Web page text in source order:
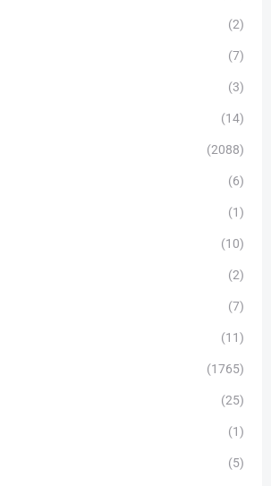
(2)
(7)
(3)
(14)
(2088)
(6)
(1)
(10)
(2)
(7)
(11)
(1765)
(25)
(1)
(5)